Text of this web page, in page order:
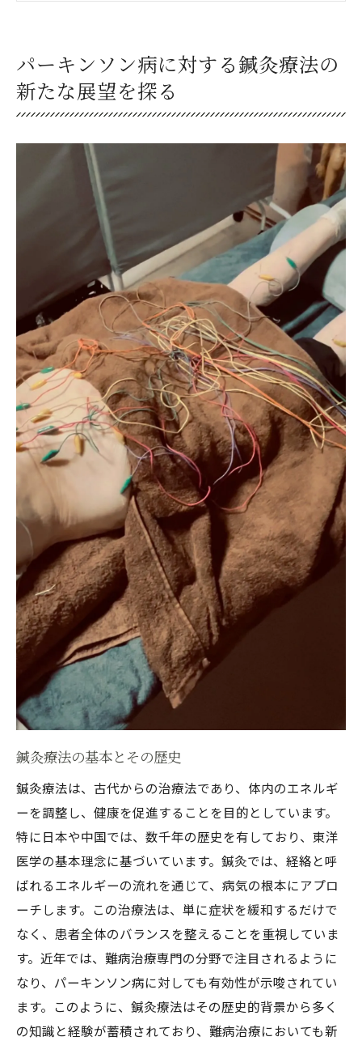
パーキンソン病患者が鍼灸を選ぶ理由
難病治療専門が語る鍼灸によるパーキンソン病
難病治療専門家の見解
鍼灸による症状改善のメカニズム
薬物療法と鍼灸療法の併用
患者の声：鍼灸治療体験談
専門医が推奨する鍼灸技術
鍼灸による新たな治療アプローチ
鍼灸療法とパーキンソン病：最新の研究結果と
臨床事例
最新の科学的研究成果
臨床試験の概要と結果
鍼灸がもたらす具体的な効果
事例研究：成功した治療ケース
鍼灸治療の長期的な効果
今後の研究と期待される進展
パーキンソン病患者に希望を与える鍼灸療法の
新しいアプローチ
希望を持つ患者の声
新しいアプローチとは何か
鍼灸による生活の質向上
感情面でのサポート
鍼灸治療の安全性と副作用
未来を開く新しい治療法
難病治療専門医が推奨する鍼灸療法の効果とは
専門医の推薦とその理由
鍼灸療法の具体的な効果
症状別に見る鍼灸の効果
鍼灸がもたらす全身的な影響
治療開始までのプロセス
患者のフィードバックと評価
鍼灸療法がパーキンソン病治療に革命をもたら
すか？
鍼灸療法の革命的な側面
現代医学との融合
パーキンソン病に対する鍼灸療法の
新たな展望を探る
鍼灸療法の基本とその歴史
鍼灸療法は、古代からの治療法であり、体内のエネルギ
ーを調整し、健康を促進することを目的としています。
特に日本や中国では、数千年の歴史を有しており、東洋
医学の基本理念に基づいています。鍼灸では、経絡と呼
ばれるエネルギーの流れを通じて、病気の根本にアプロ
ーチします。この治療法は、単に症状を緩和するだけで
なく、患者全体のバランスを整えることを重視していま
す。近年では、難病治療専門の分野で注目されるように
なり、パーキンソン病に対しても有効性が示唆されてい
ます。このように、鍼灸療法はその歴史的背景から多く
の知識と経験が蓄積されており、難病治療においても新